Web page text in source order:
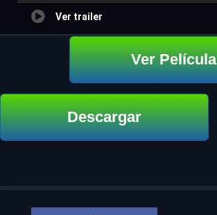
Ver trailer
Ver Película
Descargar